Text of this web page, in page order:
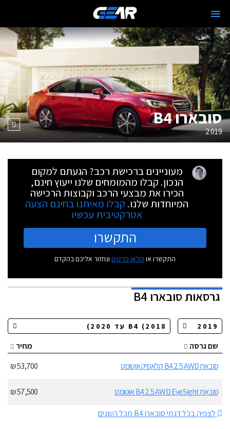
סובארו B4
2019
מעוניינים ברכישת רכב? הגעתם למקום
הנכון. קבלו מהמומחים שלנו ייעוץ חינם,
הכירו את מבצעי הרכב וקבוצות הרכישה
המיוחדות שלנו. קבלו מאיתנו בחינם הצעה
אטרקטיבית עכשיו
התקשרו
התקשרו או מלאו פרטים ונחזור אליכם בהקדם
גרסאותסובארו B4
שם גרסה
מחיר
סובארו B4 2.5 AWD קלאסיק אוטומט
53,700 ₪
סובארו B4 2.5 AWD EyeSight אוטומט
57,500 ₪
לצפיה בכל דגמי סובארו B4 מכל השנים